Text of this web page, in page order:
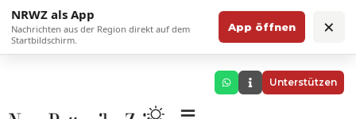
NRWZ als App
Nachrichten aus der Region direkt auf dem
Startbildschirm.
App öffnen ×
Unterstützen